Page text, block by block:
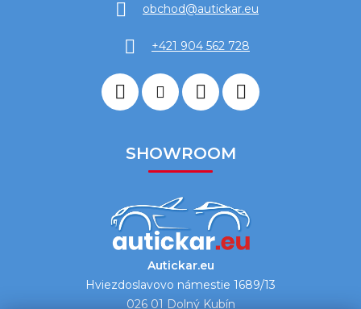
obchod@autickar.eu
+421 904 562 728
SHOWROOM
Autickar.eu
Hviezdoslavovo námestie 1689/13
026 01 Dolný Kubín